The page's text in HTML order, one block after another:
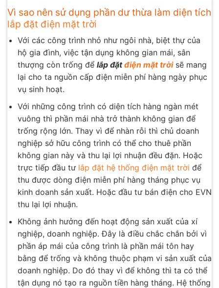
Vì sao nên sử dụng phần dư thừa làm diện tích
lắp đặt điện mặt trời
Với các công trình nhỏ như ngôi nhà, biệt thự của
hộ gia đình, việc tận dụng không gian mái, sân
thượng còn trống để lắp đặtđiện mặt trời sẽ mang
lại cho ta nguồn cấp điện miễn phí hàng ngày phục
vụ sinh hoạt.
Với những công trình có diện tích hàng ngàn mét
vuông thì phần mái nhà trở thành không gian để
trống rộng lớn. Thay vì để nhàn rỗi thì chủ doanh
nghiệp sở hữu công trình có thể cho thuê phần
không gian này và thu lại lợi nhuận đều đặn. Hoặc
trực tiếp đầu tư lắp đặt hệ thống điện mặt trời để
thu được dòng điện miễn phí hàng tháng phục vụ
kinh doanh sản xuất. Hoặc đầu tư bán điện cho EVN
thu lại lợi nhuận.
Không ảnh hưởng đến hoạt động sản xuất của xí
nghiệp, doanh nghiệp. Đây là điều chắc chắn bởi vì
phần áp mái của công trình là phần mái tôn hay
bằng để trống và không thuộc phạm vi sản xuất của
doanh nghiệp. Do đó thay vì để không thì ta có thể
tận dụng nó tạo ra nguồn tiền hàng tháng. Hệ thống